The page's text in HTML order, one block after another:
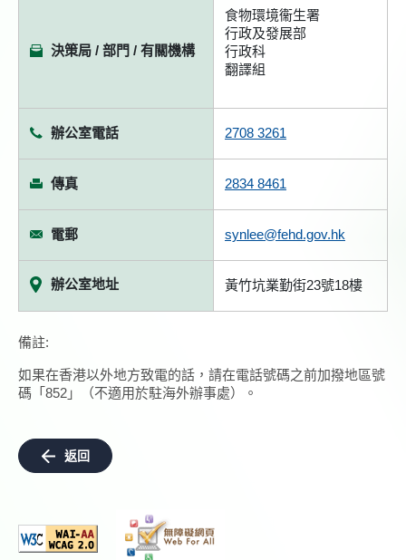
決策局 / 部門 / 有關機構
食物環境衞生署
行政及發展部
行政科
翻譯組
辦公室電話 2708 3261
傳真 2834 8461
電郵 synlee@fehd.gov.hk
辦公室地址 黃竹坑業勤街23號18樓
備註:
如果在香港以外地方致電的話，請在電話號碼之前加撥地區號
碼「852」（不適用於駐海外辦事處）。
返回